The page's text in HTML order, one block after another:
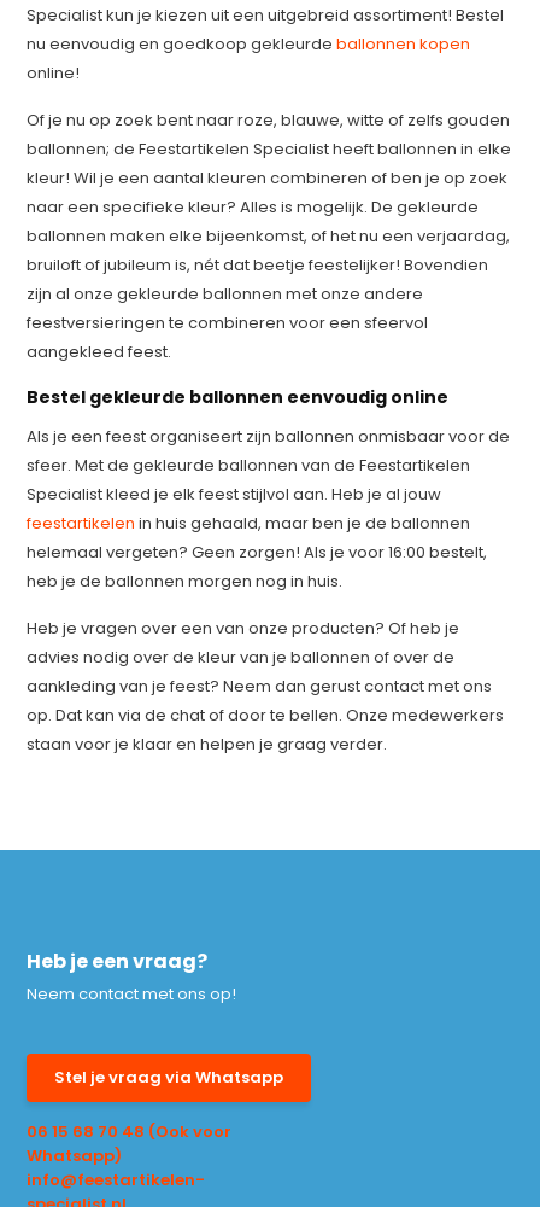
Specialist kun je kiezen uit een uitgebreid assortiment! Bestel
nu eenvoudig en goedkoop gekleurdeballonnen kopen
online!
Of je nu op zoek bent naar roze, blauwe, witte of zelfs gouden
ballonnen; de Feestartikelen Specialist heeft ballonnen in elke
kleur! Wil je een aantal kleuren combineren of ben je op zoek
naar een specifieke kleur? Alles is mogelijk. De gekleurde
ballonnen maken elke bijeenkomst, of het nu een verjaardag,
bruiloft of jubileum is, nét dat beetje feestelijker! Bovendien
zijn al onze gekleurde ballonnen met onze andere
feestversieringen te combineren voor een sfeervol
aangekleed feest.
Bestel gekleurde ballonnen eenvoudig online
Als je een feest organiseert zijn ballonnen onmisbaar voor de
sfeer. Met de gekleurde ballonnen van de Feestartikelen
Specialist kleed je elk feest stijlvol aan. Heb je al jouw
feestartikelen in huis gehaald, maar ben je de ballonnen
helemaal vergeten? Geen zorgen! Als je voor 16:00 bestelt,
heb je de ballonnen morgen nog in huis.
Heb je vragen over een van onze producten? Of heb je
advies nodig over de kleur van je ballonnen of over de
aankleding van je feest? Neem dan gerust contact met ons
op. Dat kan via de chat of door te bellen. Onze medewerkers
staan voor je klaar en helpen je graag verder.
Heb je een vraag?
Neem contact met ons op!
Stel je vraag via Whatsapp
06 15 68 70 48 (Ook voor
Whatsapp)
info@feestartikelen-